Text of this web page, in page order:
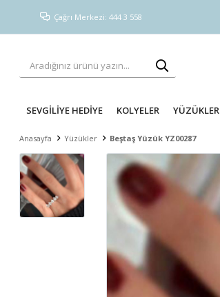
Çağrı Merkezi: 444 3 558
SEVGİLİYE HEDİYE KOLYELER YÜZÜKLER
Anasayfa Yüzükler Beştaş Yüzük YZ00287